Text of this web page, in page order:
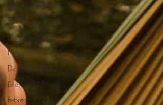
Agosto 2022
Septiembre 2022
Octubre 2022
Noviembre 2022
Diciembre 2022
Enero 2023
Febrero 2023